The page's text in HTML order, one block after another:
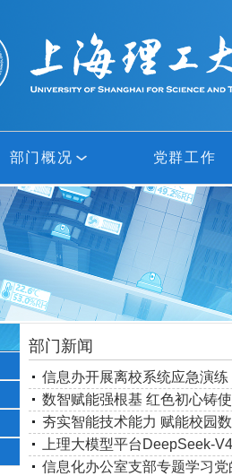
部门概况
部门概况
网络中心
信息中心
技术中心
党群工作
部门新闻
信息办开展离校系统应急演练
数智赋能强根基 红色初心铸
夯实智能技术能力 赋能校园
上理大模型平台DeepSeek-
信息化办公室支部专题学习